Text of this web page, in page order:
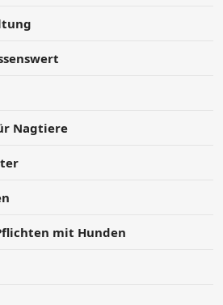
Nagtiere
mit Hunden